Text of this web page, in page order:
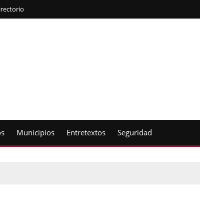
Municipios Entretextos Seguridad